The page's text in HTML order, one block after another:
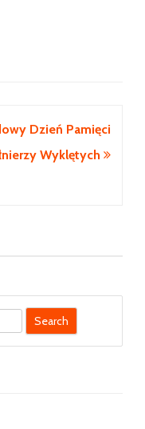
Dzień Pamięci
Wyklętych